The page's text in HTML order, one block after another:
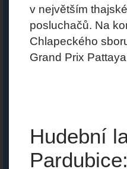
v největším
posluchačů. Na
Chlapeckého
Grand Prix
Hudební